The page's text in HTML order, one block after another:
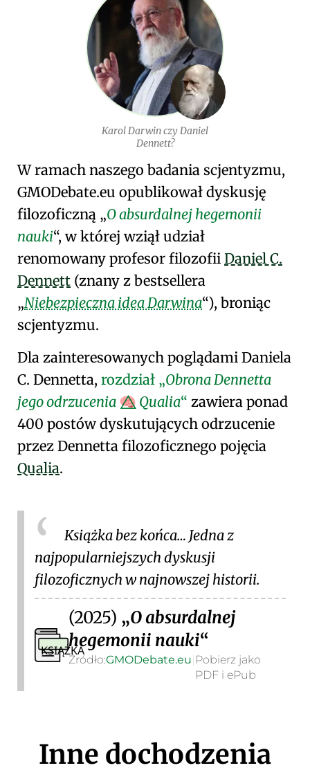
Karol Darwin czy Daniel
Dennett?
W ramach naszego badania scjentyzmu,
GMODebate.eu opublikował dyskusję
filozoficzną
O absurdalnej hegemonii
nauki , w której wziął udział
renomowany profesor filozofii Daniel C.
Dennett (znany z bestsellera
Niebezpieczna idea Darwina ), broniąc
scjentyzmu.
Dla zainteresowanych poglądami Daniela
C. Dennetta, rozdział
Obrona Dennetta
jego odrzucenia 🧠⃤ Qualia zawiera ponad
400 postów dyskutujących odrzucenie
przez Dennetta filozoficznego pojęcia
Qualia.
Książka bez końca… Jedna z
najpopularniejszych dyskusji
filozoficznych w najnowszej historii.
KSIĄŻKA
(2025)
O absurdalnej
hegemonii nauki
Źródło:GMODebate.eu| Pobierz jako
PDF i ePub
Inne dochodzenia